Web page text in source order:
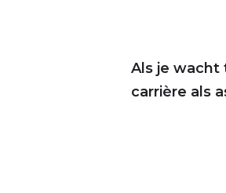
Als je
carrière als